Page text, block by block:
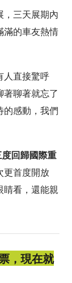
，三天展期內
滿的車友熱情
人直接驚呼
著聊著就忘了
的感動，我們
回歸國際重
更首度開放
睛看，還能親
，現在就